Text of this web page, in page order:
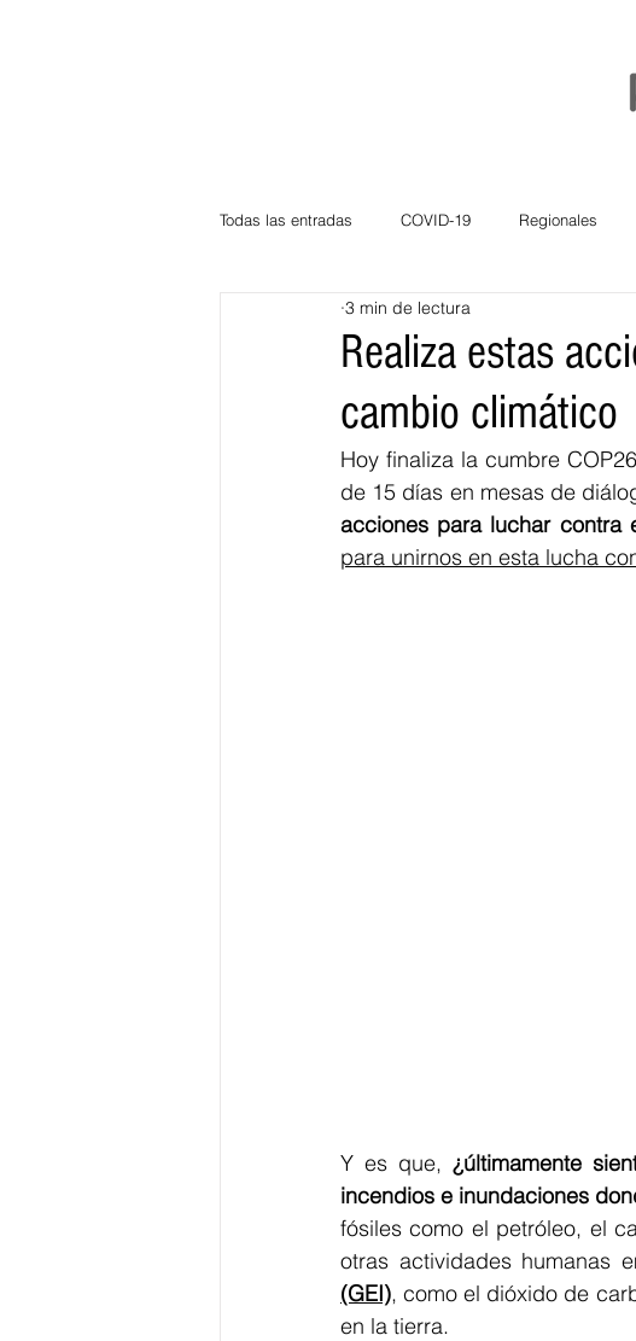
Todas las entradas COVID-19 Regionales
Atlántico
Bloggeros Hermanos Mayores
Realiza estas
cambio climático
3 min de lectura
Hoy finaliza la cumbre
de 15 días en mesas de
acciones para luchar contra
para unirnos en esta lucha
Y es que, ¿últimamente
incendios e inundaciones
fósiles como el petróleo, el
otras actividades humanas
(GEI), como el dióxido de
en la tierra.